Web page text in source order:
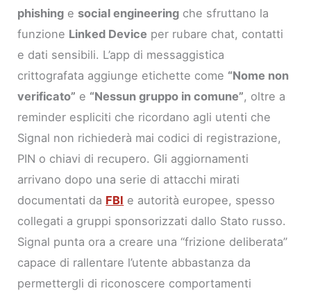
phishing e social engineering che sfruttano la
funzione Linked Device per rubare chat, contatti
e dati sensibili. L’app di messaggistica
crittografata aggiunge etichette come “Nome non
verificato” e “Nessun gruppo in comune”, oltre a
reminder espliciti che ricordano agli utenti che
Signal non richiederà mai codici di registrazione,
PIN o chiavi di recupero. Gli aggiornamenti
arrivano dopo una serie di attacchi mirati
documentati da FBI e autorità europee, spesso
collegati a gruppi sponsorizzati dallo Stato russo.
Signal punta ora a creare una “frizione deliberata”
capace di rallentare l’utente abbastanza da
permettergli di riconoscere comportamenti